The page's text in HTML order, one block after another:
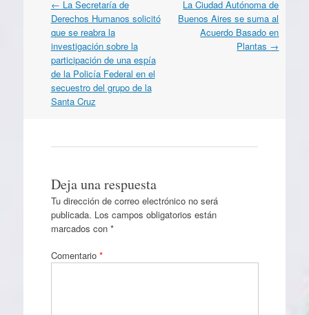
Navegación
por
artículos
← La Secretaría de
Derechos Humanos solicitó
que se reabra la
investigación sobre la
participación de una espía
de la Policía Federal en el
secuestro del grupo de la
Santa Cruz
La Ciudad Autónoma de
Buenos Aires se suma al
Acuerdo Basado en
Plantas →
Deja una respuesta
Tu dirección de correo electrónico no será
publicada. Los campos obligatorios están
marcados con *
Comentario *